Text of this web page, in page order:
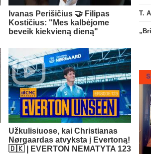
Ivanas Perišičius 🤝 Filipas
Kostičius: "Mes kalbėjome
beveik kiekvieną dieną"
Užkulisiuose, kai Christianas
Nørgaardas atvyksta į Evertoną!
🇩🇰 | EVERTON NEMATYTA 123